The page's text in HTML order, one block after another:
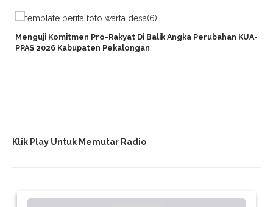
Menguji Komitmen Pro-Rakyat Di Balik Angka Perubahan KUA-
PPAS 2026 Kabupaten Pekalongan
Klik Play Untuk Memutar Radio